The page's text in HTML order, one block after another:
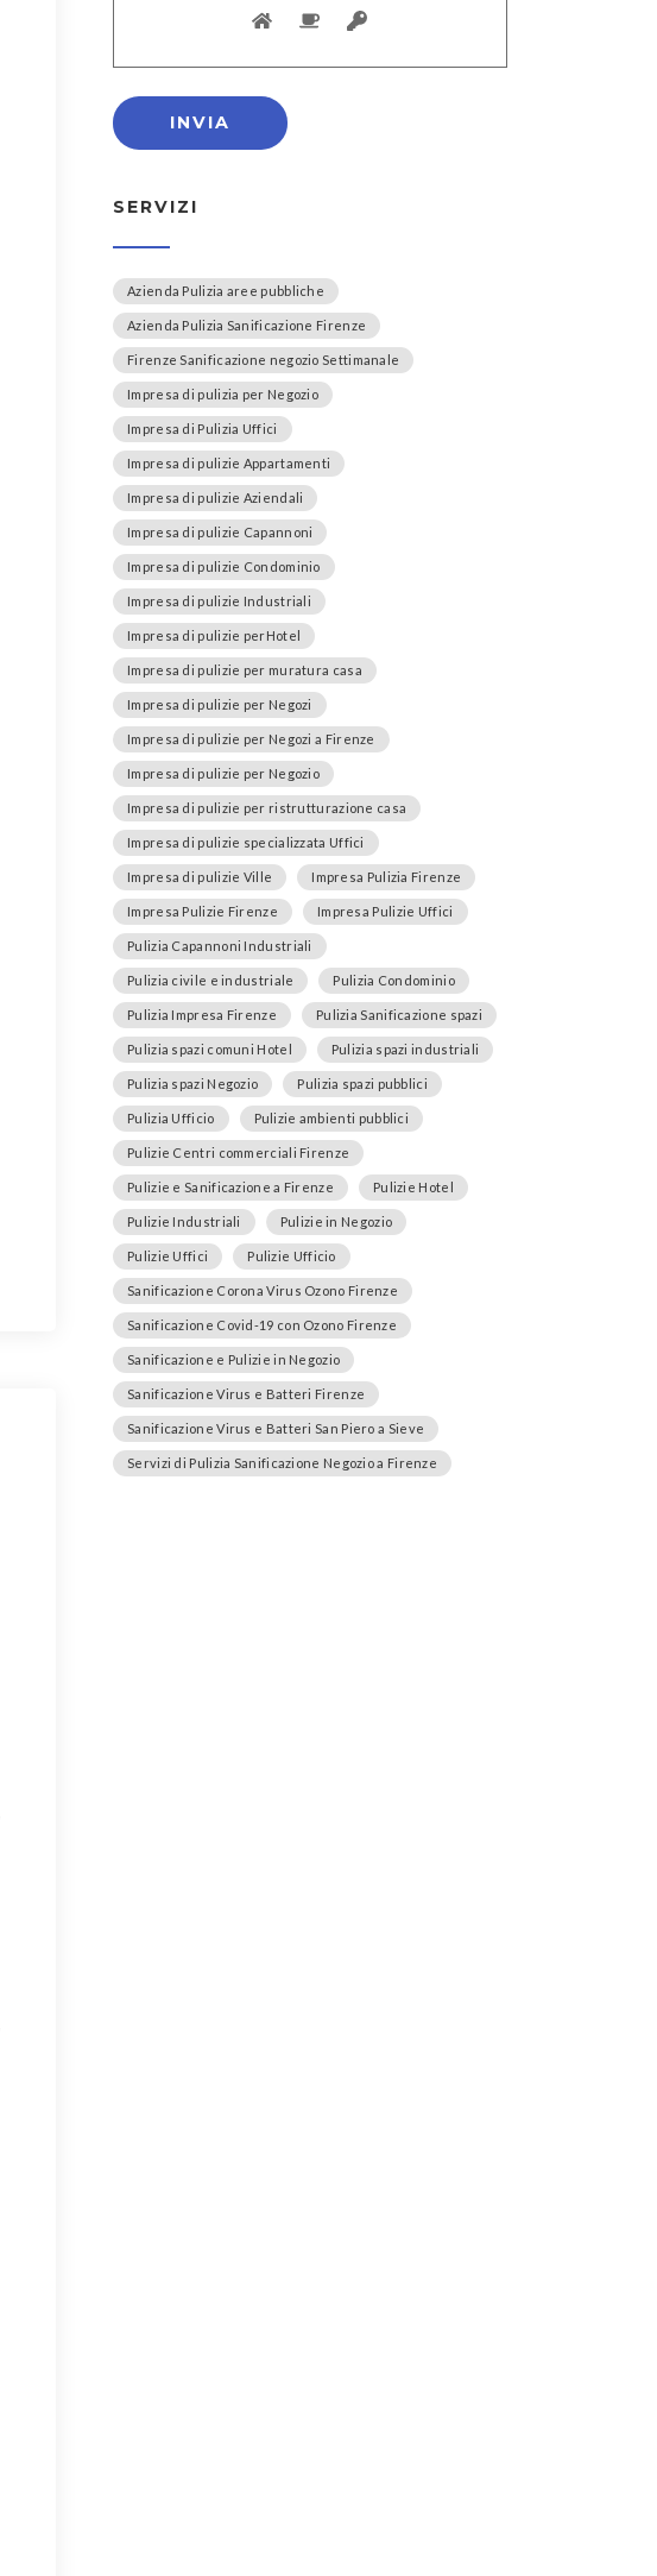
SERVIZI
Azienda Pulizia aree pubbliche
Azienda Pulizia Sanificazione Firenze
Firenze Sanificazione negozio Settimanale
Impresa di pulizia per Negozio
Impresa di Pulizia Uffici
Impresa di pulizie Appartamenti
Impresa di pulizie Aziendali
Impresa di pulizie Capannoni
Impresa di pulizie Condominio
Impresa di pulizie Industriali
Impresa di pulizie perHotel
Impresa di pulizie per muratura casa
Impresa di pulizie per Negozi
Impresa di pulizie per Negozi a Firenze
Impresa di pulizie per Negozio
Impresa di pulizie per ristrutturazione casa
Impresa di pulizie specializzata Uffici
Impresa di pulizie Ville Impresa Pulizia Firenze
Impresa Pulizie Firenze Impresa Pulizie Uffici
Pulizia Capannoni Industriali
Pulizia civile e industriale Pulizia Condominio
Pulizia Impresa Firenze Pulizia Sanificazione spazi
Pulizia spazi comuni Hotel Pulizia spazi industriali
Pulizia spazi Negozio Pulizia spazi pubblici
Pulizia Ufficio Pulizie ambienti pubblici
Pulizie Centri commerciali Firenze
Pulizie e Sanificazione a Firenze Pulizie Hotel
Pulizie Industriali Pulizie in Negozio
Pulizie Uffici Pulizie Ufficio
Sanificazione Corona Virus Ozono Firenze
Sanificazione Covid-19 con Ozono Firenze
Sanificazione e Pulizie in Negozio
Sanificazione Virus e Batteri Firenze
Sanificazione Virus e Batteri San Piero a Sieve
Servizi di Pulizia Sanificazione Negozio a Firenze